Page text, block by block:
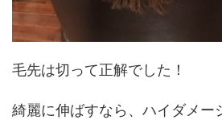
毛先は切って正解でした！
綺麗に伸ばすなら、ハイダメー